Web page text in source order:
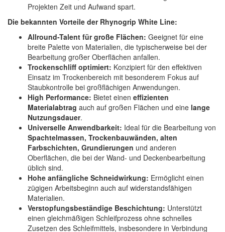
Projekten Zeit und Aufwand spart.
Die bekannten Vorteile der Rhynogrip White Line:
Allround-Talent für große Flächen: Geeignet für eine
breite Palette von Materialien, die typischerweise bei der
Bearbeitung großer Oberflächen anfallen.
Trockenschliff optimiert: Konzipiert für den effektiven
Einsatz im Trockenbereich mit besonderem Fokus auf
Staubkontrolle bei großflächigen Anwendungen.
High Performance: Bietet einen effizienten
Materialabtrag auch auf großen Flächen und eine lange
Nutzungsdauer.
Universelle Anwendbarkeit: Ideal für die Bearbeitung von
Spachtelmassen, Trockenbauwänden, alten
Farbschichten, Grundierungen und anderen
Oberflächen, die bei der Wand- und Deckenbearbeitung
üblich sind.
Hohe anfängliche Schneidwirkung: Ermöglicht einen
zügigen Arbeitsbeginn auch auf widerstandsfähigen
Materialien.
Verstopfungsbeständige Beschichtung: Unterstützt
einen gleichmäßigen Schleifprozess ohne schnelles
Zusetzen des Schleifmittels, insbesondere in Verbindung